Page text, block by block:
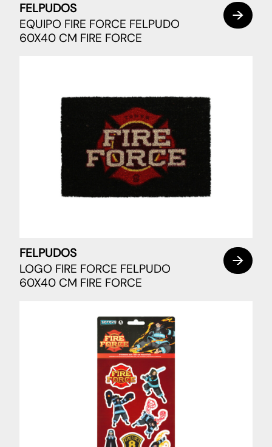
FELPUDOS
EQUIPO FIRE FORCE FELPUDO
60X40 CM FIRE FORCE
FELPUDOS
LOGO FIRE FORCE FELPUDO
60X40 CM FIRE FORCE